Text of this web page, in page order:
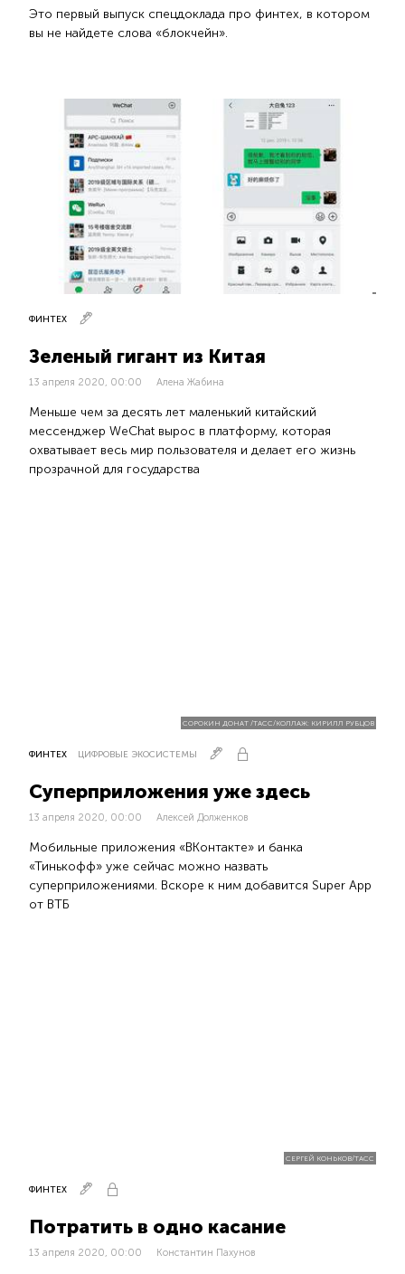
Это первый выпуск спецдоклада про финтех, в котором
вы не найдете слова «блокчейн».
ФИНТЕХ
Зеленый гигант из Китая
13 апреля 2020, 00:00 Алена Жабина
Меньше чем за десять лет маленький китайский
мессенджер WeChat вырос в платформу, которая
охватывает весь мир пользователя и делает его жизнь
прозрачной для государства
СОРОКИН ДОНАТ /ТАСС/КОЛЛАЖ: КИРИЛЛ РУБЦОВ
ФИНТЕХ ЦИФРОВЫЕ ЭКОСИСТЕМЫ
Суперприложения уже здесь
13 апреля 2020, 00:00 Алексей Долженков
Мобильные приложения «ВКонтакте» и банка
«Тинькофф» уже сейчас можно назвать
суперприложениями. Вскоре к ним добавится Super App
от ВТБ
СЕРГЕЙ КОНЬКОВ/ТАСС
ФИНТЕХ
Потратить в одно касание
13 апреля 2020, 00:00 Константин Пахунов